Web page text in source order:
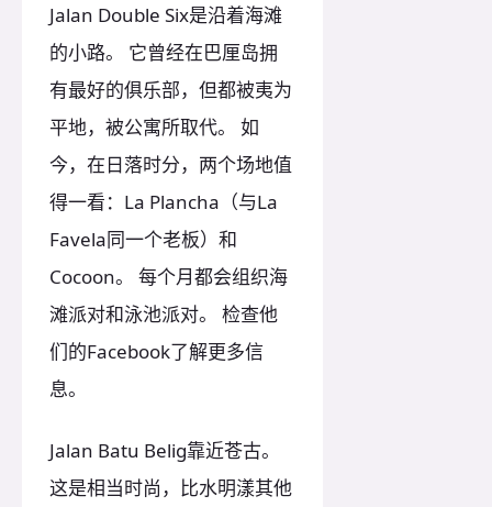
Jalan Double Six是沿着海滩
的小路。 它曾经在巴厘岛拥
有最好的俱乐部，但都被夷为
平地，被公寓所取代。 如
今，在日落时分，两个场地值
得一看：La Plancha（与La
Favela同一个老板）和
Cocoon。 每个月都会组织海
滩派对和泳池派对。 检查他
们的Facebook了解更多信
息。
Jalan Batu Belig靠近苍古。
这是相当时尚，比水明漾其他